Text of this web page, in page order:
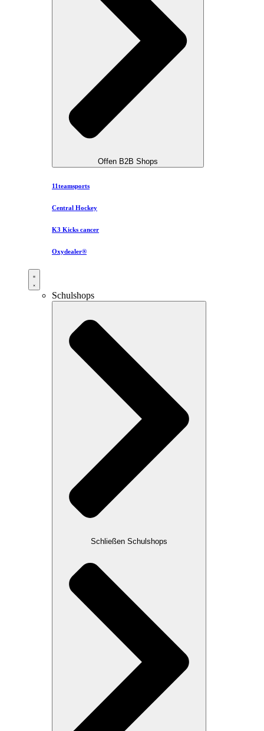
Offen B2B Shops
11teamsports
Central Hockey
K3 Kicks cancer
Oxydealer®
Schulshops
Schließen Schulshops